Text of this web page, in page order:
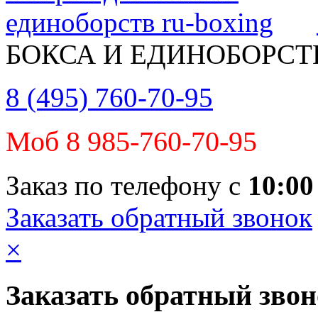
БОКСА И
8 (495) 760-70-95
Моб 8 985-760-70-95
Заказ по телефону с 10:00
Заказать обратный звонок
×
Заказать обратный